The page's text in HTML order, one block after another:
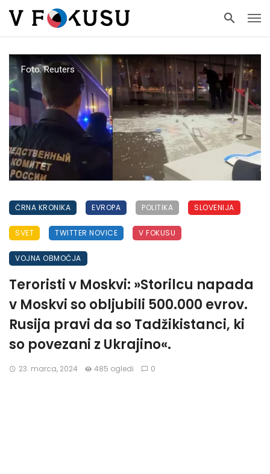
Foto: Reuters
ČRNA KRONIKA EVROPA POLITIKA SLOVENIJA
SVET TWITTER NOVICE V FOKUSU
VOJNA OBMOČJA
Teroristi v Moskvi: »Storilcu napada
v Moskvi so obljubili 500.000 evrov.
Rusija pravi da so Tadžikistanci, ki
so povezani z Ukrajino«.
23. marca, 2024 485 ogledi 0